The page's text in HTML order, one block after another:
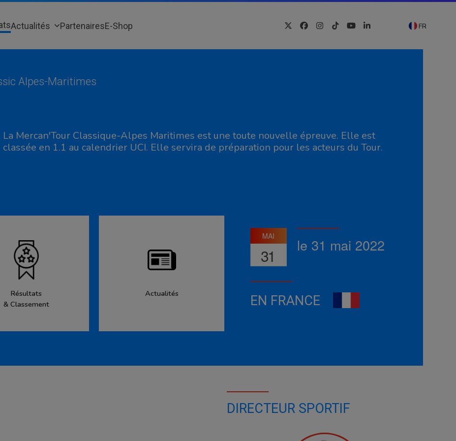
Actualités PartenairesE-Shop TwitterFacebook
Instagram
TiktokYouTubeLinkedIn FR
Alpes-Maritimes
La Mercan'Tour Classique-Alpes Maritimes est une toute nouvelle épreuve. Elle est
classée en 1.1 au calendrier UCI. Elle servira de préparation pour les acteurs du Tour.
Résultats
& Classement
Actualités
MAI
31
le 31 mai 2022
EN FRANCE
DIRECTEUR SPORTIF